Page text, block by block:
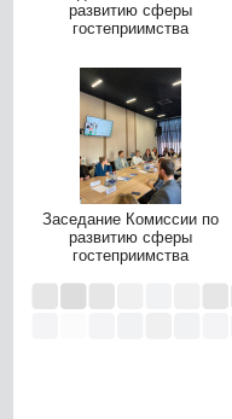
развитию сферы
гостеприимства
Заседание Комиссии по
развитию сферы
гостеприимства